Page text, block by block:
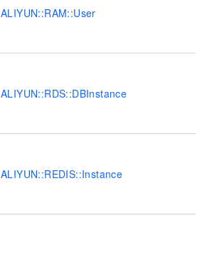
ALIYUN::RAM::User
ALIYUN::RDS::DBInstance
ALIYUN::REDIS::Instance